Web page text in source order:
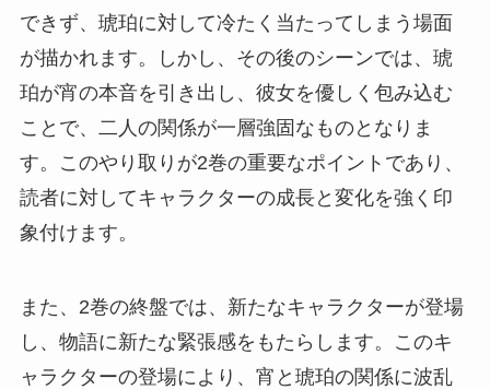
できず、琥珀に対して冷たく当たってしまう場面
が描かれます。しかし、その後のシーンでは、琥
珀が宵の本音を引き出し、彼女を優しく包み込む
ことで、二人の関係が一層強固なものとなりま
す。このやり取りが2巻の重要なポイントであり、
読者に対してキャラクターの成長と変化を強く印
象付けます。
また、2巻の終盤では、新たなキャラクターが登場
し、物語に新たな緊張感をもたらします。このキ
ャラクターの登場により、宵と琥珀の関係に波乱